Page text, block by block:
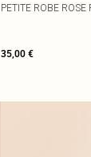
PETITE ROBE
35,00 €